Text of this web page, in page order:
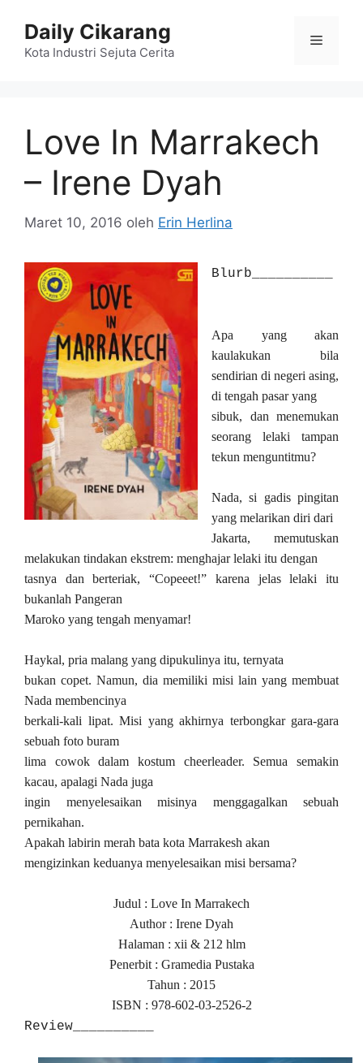
Daily Cikarang
Kota Industri Sejuta Cerita
Menu
Love In Marrakech
– Irene Dyah
Maret 10, 2016 oleh Erin Herlina
Blurb__________
Apa yang akan
kaulakukan bila
sendirian di negeri asing,
di tengah pasar yang
sibuk, dan menemukan
seorang lelaki tampan
tekun menguntitmu?
Nada, si gadis pingitan
yang melarikan diri dari
Jakarta, memutuskan
melakukan tindakan ekstrem: menghajar lelaki itu dengan
tasnya dan berteriak, “Copeeet!” karena jelas lelaki itu
bukanlah Pangeran
Maroko yang tengah menyamar!
Haykal, pria malang yang dipukulinya itu, ternyata
bukan copet. Namun, dia memiliki misi lain yang membuat
Nada membencinya
berkali-kali lipat. Misi yang akhirnya terbongkar gara-gara
sebuah foto buram
lima cowok dalam kostum cheerleader. Semua semakin
kacau, apalagi Nada juga
ingin menyelesaikan misinya menggagalkan sebuah
pernikahan.
Apakah labirin merah bata kota Marrakesh akan
mengizinkan keduanya menyelesaikan misi bersama?
Judul : Love In Marrakech
Author : Irene Dyah
Halaman : xii & 212 hlm
Penerbit : Gramedia Pustaka
Tahun : 2015
ISBN : 978-602-03-2526-2
Review__________